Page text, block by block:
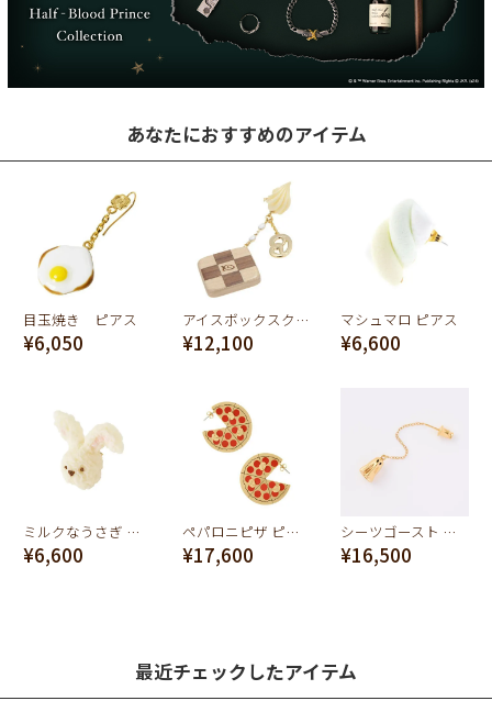
あなたにおすすめのアイテム
目玉焼き ピアス
¥6,050
アイスボックスクッキーホイップピアス
¥12,100
マシュマロ ピアス
¥6,600
ミルクなうさぎ クッキーのカオ ピアス
¥6,600
ペパロニピザ ピアス（ペア）
¥17,600
シーツゴースト ピアス シルバー925×ゴールドメッキ
¥16,500
最近チェックしたアイテム